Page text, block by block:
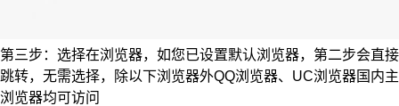
第三步：选择在浏览器，如您已设置默认浏览器，第二步会直接
跳转，无需选择，除以下浏览器外QQ浏览器、UC浏览器国内主
浏览器均可访问